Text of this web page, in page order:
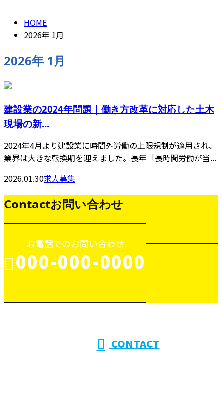
HOME
2026年 1月
2026年 1月
建設業の2024年問題｜働き方改革に対応した土木
現場の新...
2024年4月より建設業に時間外労働の上限規制が適用され、
業界は大きな転換期を迎えました。長年「長時間労働が当...
2026.01.30求人募集
Contactお問い合わせ
お電話でのお問い合わせ
000-000-0000
CONTACT